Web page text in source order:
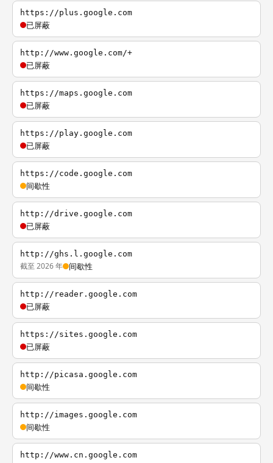
https://plus.google.com
已屏蔽
http://www.google.com/+
已屏蔽
https://maps.google.com
已屏蔽
https://play.google.com
已屏蔽
https://code.google.com
间歇性
http://drive.google.com
已屏蔽
http://ghs.l.google.com
截至 2026 年 间歇性
http://reader.google.com
已屏蔽
https://sites.google.com
已屏蔽
http://picasa.google.com
间歇性
http://images.google.com
间歇性
http://www.cn.google.com